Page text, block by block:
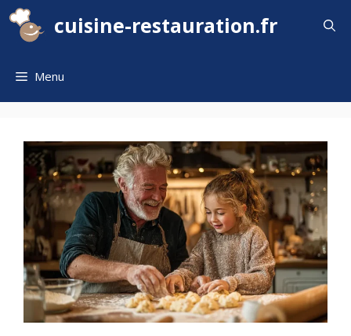
Aller
au
contenu
cuisine-restauration.fr
Menu